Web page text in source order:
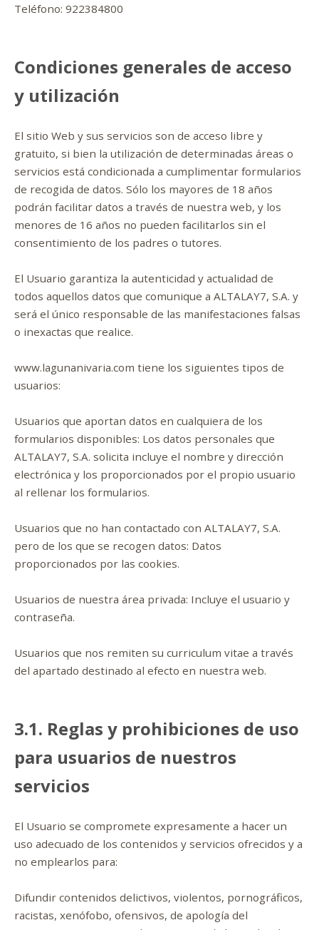
Teléfono: 922384800
Condiciones generales de acceso
y utilización
El sitio Web y sus servicios son de acceso libre y
gratuito, si bien la utilización de determinadas áreas o
servicios está condicionada a cumplimentar formularios
de recogida de datos. Sólo los mayores de 18 años
podrán facilitar datos a través de nuestra web, y los
menores de 16 años no pueden facilitarlos sin el
consentimiento de los padres o tutores.
El Usuario garantiza la autenticidad y actualidad de
todos aquellos datos que comunique a ALTALAY7, S.A. y
será el único responsable de las manifestaciones falsas
o inexactas que realice.
www.lagunanivaria.com tiene los siguientes tipos de
usuarios:
Usuarios que aportan datos en cualquiera de los
formularios disponibles: Los datos personales que
ALTALAY7, S.A. solicita incluye el nombre y dirección
electrónica y los proporcionados por el propio usuario
al rellenar los formularios.
Usuarios que no han contactado con ALTALAY7, S.A.
pero de los que se recogen datos: Datos
proporcionados por las cookies.
Usuarios de nuestra área privada: Incluye el usuario y
contraseña.
Usuarios que nos remiten su curriculum vitae a través
del apartado destinado al efecto en nuestra web.
3.1. Reglas y prohibiciones de uso
para usuarios de nuestros
servicios
El Usuario se compromete expresamente a hacer un
uso adecuado de los contenidos y servicios ofrecidos y a
no emplearlos para:
Difundir contenidos delictivos, violentos, pornográficos,
racistas, xenófobo, ofensivos, de apología del